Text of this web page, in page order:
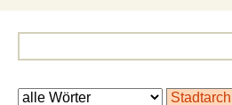
springen